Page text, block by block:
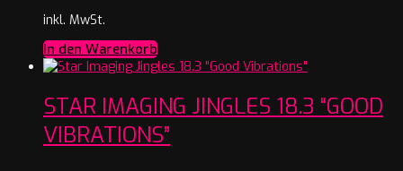
inkl. MwSt.
In den Warenkorb
STAR IMAGING JINGLES 18.3 “GOOD
VIBRATIONS”